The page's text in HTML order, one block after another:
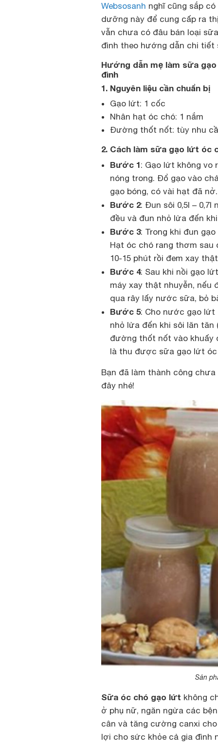
Websosanh nghĩ cũng sắp
dưỡng này để cung cấp ra
vẫn chưa có đâu bán loại
đình theo hướng dẫn chi tiết
Hướng dẫn mẹ làm sữa
đình
1. Nguyên liệu cần chuẩn bị
Gạo lứt: 1 cốc
Nhân hạt óc chó: 1 nắm
Đường thốt nốt: tùy nhu
2. Cách làm sữa gạo lứt óc
Bước 1: Gạo lứt không vo
nóng trong. Đổ gạo vào
gạo bóng, có vài hạt đã nở.
Bước 2: Đun sôi 0,5l – 0,7l
đều và đun nhỏ lửa đến
Bước 3: Trong khi đun
Hạt óc chó rang thơm sau
10-15 phút rồi đem xay
Bước 4: Sau khi nồi gạo
máy xay thật nhuyễn, nếu
qua rây lấy nước sữa, bỏ
Bước 5: Cho nước gạo lứt
nhỏ lửa đến khi sôi lăn
đường thốt nốt vào khuấy
là thu được sữa gạo lứt óc
Bạn đã làm thành công
đây nhé!
Sản
Sữa óc chó gạo lứt không
ở phụ nữ, ngăn ngừa các
cân và tăng cường canxi
lợi cho sức khỏe cả gia đình